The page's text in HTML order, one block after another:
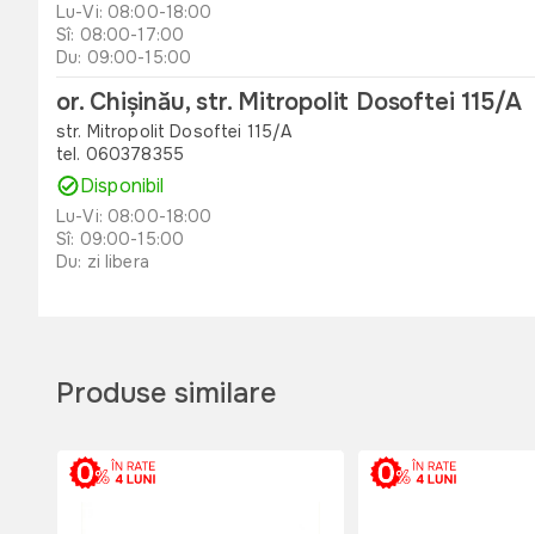
Lu-Vi: 08:00-18:00
Sî: 08:00-17:00
Du: 09:00-15:00
or. Chișinău, str. Mitropolit Dosoftei 115/A
str. Mitropolit Dosoftei 115/A
tel. 060378355
Disponibil
Lu-Vi: 08:00-18:00
Sî: 09:00-15:00
Du: zi libera
Disponibil
Du: 08:00-15:00
Produse similare